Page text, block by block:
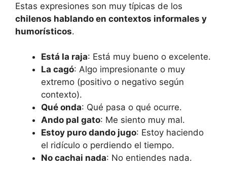
Estas expresiones son muy típicas de los
chilenos hablando en contextos informales y
humorísticos.
Está la raja: Está muy bueno o excelente.
La cagó: Algo impresionante o muy
extremo (positivo o negativo según
contexto).
Qué onda: Qué pasa o qué ocurre.
Ando pal gato: Me siento muy mal.
Estoy puro dando jugo: Estoy haciendo
el ridículo o perdiendo el tiempo.
No cachai nada: No entiendes nada.